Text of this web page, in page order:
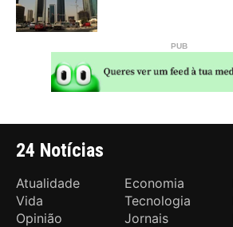
24 Notícias
Atualidade Economia
Vida
Tecnologia
Opinião
Jornais